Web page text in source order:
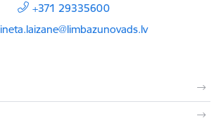
+371 29335600
E-pasts:
ineta.laizane@limbazunovads.lv